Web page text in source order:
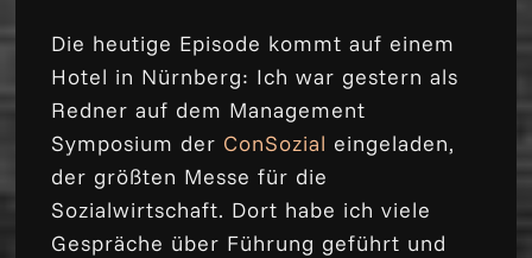
Die heutige Episode kommt auf einem
Hotel in Nürnberg: Ich war gestern als
Redner auf dem Management
Symposium der ConSozial eingeladen,
der größten Messe für die
Sozialwirtschaft. Dort habe ich viele
Gespräche über Führung geführt und